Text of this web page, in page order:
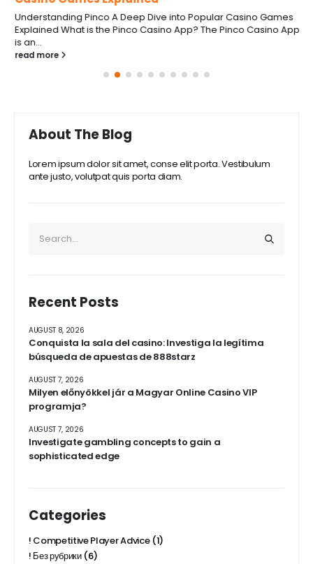
Understanding Pinco A Deep Dive into Popular Casino Games
Explained What is the Pinco Casino App? The Pinco Casino App
is an...
read more
About The Blog
Lorem ipsum dolor sit amet, conse elit porta. Vestibulum
ante justo, volutpat quis porta diam.
Recent Posts
Conquista la sala del casino: Investiga la legítima
búsqueda de apuestas de 888starz
AUGUST 8, 2026
Milyen előnyökkel jár a Magyar Online Casino VIP
programja?
AUGUST 7, 2026
Investigate gambling concepts to gain a
sophisticated edge
AUGUST 7, 2026
Categories
! Competitive Player Advice(1)
! Без рубрики(6)